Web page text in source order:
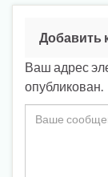
Добавить
Ваш адрес
опубликован.